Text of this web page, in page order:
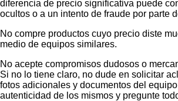
diferencia de precio significativa puede
ocultos o a un intento de fraude por parte
No compre productos cuyo precio diste
medio de equipos similares.
No acepte compromisos dudosos o
Si no lo tiene claro, no dude en solicitar
fotos adicionales y documentos del
autenticidad de los mismos y pregunte